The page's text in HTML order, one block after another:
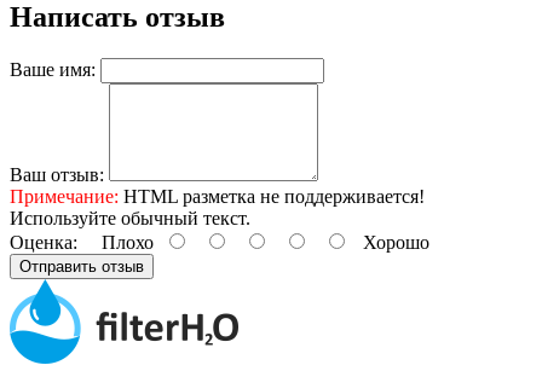
Написать отзыв
Ваше имя:
Ваш отзыв:
Примечание: HTML разметка не поддерживается!
Используйте обычный текст.
Оценка: Плохо Хорошо
Отправить отзыв